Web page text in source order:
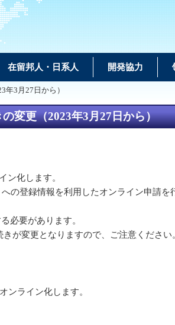
在留邦人・日系人 開発協力
年3月27日から）
変更（2023年3月27日から）
ン化します。
の登録情報を利用したオンライン申請
必要があります。
が変更となりますので、ご注意ください
ンライン化します。